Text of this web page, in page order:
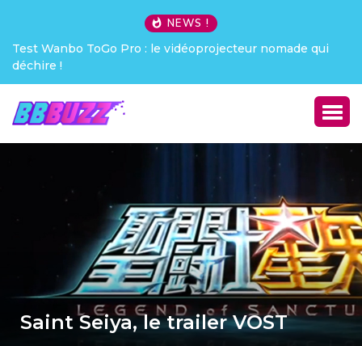
NEWS !
Test Wanbo ToGo Pro : le vidéoprojecteur nomade qui
déchire !
Saint Seiya, le trailer VOST